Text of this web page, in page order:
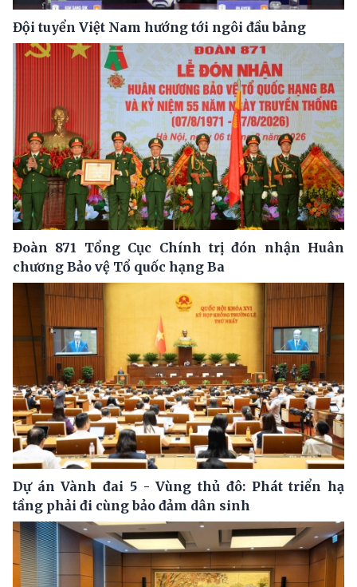
Đội tuyển Việt Nam hướng tới ngôi đầu bảng
Đoàn 871 Tổng Cục Chính trị đón nhận Huân
chương Bảo vệ Tổ quốc hạng Ba
Dự án Vành đai 5 - Vùng thủ đô: Phát triển hạ
tầng phải đi cùng bảo đảm dân sinh